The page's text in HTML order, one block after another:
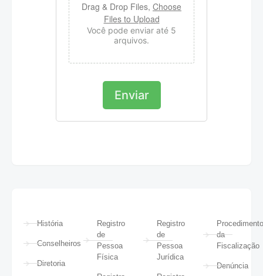
Drag & Drop Files, Choose
Files to Upload
Você pode enviar até 5
arquivos.
Enviar
lt
História
Conselheiros
Diretoria
Registro
de
Pessoa
Física
Registro
de
Pessoa
Jurídica
da
Fiscalização
Denúncia